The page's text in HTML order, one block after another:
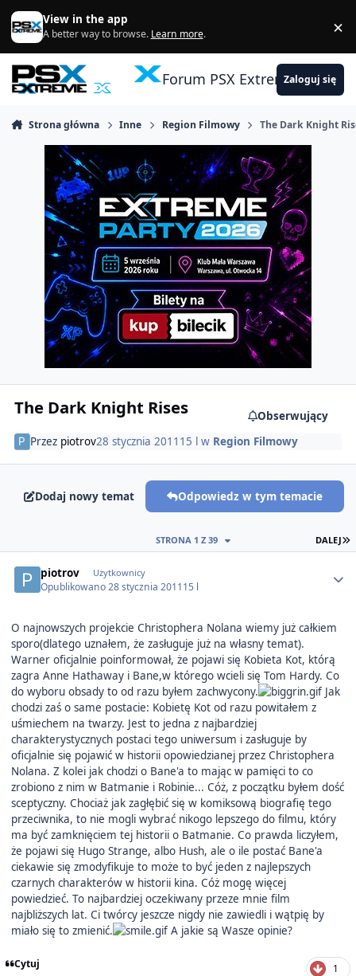
Skocz do zawartości
View in the app
A better way to browse. Learn more. ×
Forum PSX ExtremeZaloguj się
Strona główna Inne Region Filmowy The Dark Knight
The Dark Knight Rises
Obserwujący
Przez piotrov28 stycznia 2011 15 l w Region Filmowy
Dodaj nowy temat Odpowiedz w tym temacie
DALEJ
STRONA 1 Z 39
piotrov Użytkownicy
Opublikowano28 stycznia 201115 l
O najnowszych projekcie Christophera Nolana wiemy już całkiem
sporo(dlatego uznałem, że zasługuje już na własny temat).
Warner oficjalnie poinformował, że pojawi się Kobieta Kot, którą
zagra Anne Hathaway i Bane,w którego wcieli się Tom Hardy. Co
do wyboru obsady to od razu byłem zachwycony.
Jak
chodzi zaś o same postacie: Kobietę Kot od razu powitałem z
uśmiechem na twarzy. Jest to jedna z najbardziej
charakterystycznych postaci tego uniwersum i zasługuje by
oficjalnie się pojawić w historii opowiedzianej przez Christophera
Nolana. Z kolei jak chodzi o Bane'a to mając w pamięci to co
zrobiono z nim w Batmanie i Robinie... Cóż, z początku byłem dość
sceptyczny. Chociaż jak zagłębić się w komiksową biografię tego
przeciwnika, to nie mogli wybrać nikogo lepszego do filmu, który
ma być zamknięciem tej historii o Batmanie. Co prawda liczyłem,
że pojawi się Hugo Strange, albo Hush, ale o ile postać Bane'a
ciekawie się zmodyfikuje to może to być jeden z najlepszych
czarnych charakterów w historii kina. Cóż mogę więcej
powiedzieć. To najbardziej oczekiwany przeze mnie film
najbliższych lat. Ci twórcy jeszcze nigdy nie zawiedli i wątpię by
miało się to zmienić.
A jakie są Wasze opinie?
Cytuj 1